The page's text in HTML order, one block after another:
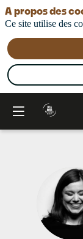
A propos des
Ce site utilise des